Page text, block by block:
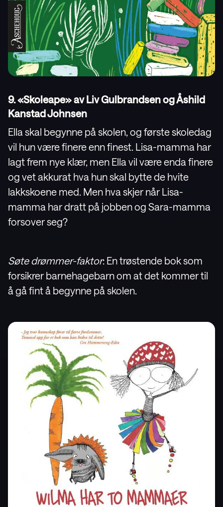
9. «Skoleape» av Liv Gulbrandsen og Åshild
Kanstad Johnsen
Ella skal begynne på skolen, og første skoledag
vil hun være finere enn finest. Lisa-mamma har
lagt frem nye klær, men Ella vil være enda finere
og vet akkurat hva hun skal bytte de hvite
lakkskoene med. Men hva skjer når Lisa-
mamma har dratt på jobben og Sara-mamma
forsover seg?
Søte drømmer-faktor: En trøstende bok som
forsikrer barnehagebarn om at det kommer til
å gå fint å begynne på skolen.